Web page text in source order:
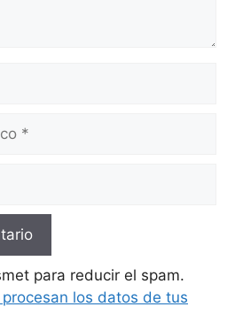
para reducir el spam.
los datos de tus